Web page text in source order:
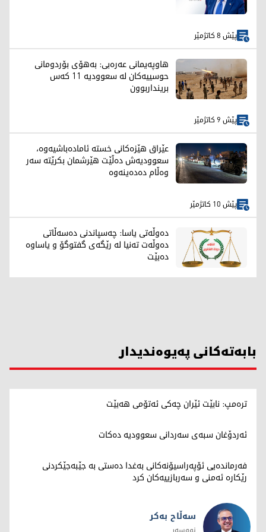
پێش 8 کاتژمێر
هاوپەیمانی عەرەبی: بەهۆی بۆردومانی
حوسییەکان لە سعوودیە 11 کەس
برینداربوون
پێش 9 کاتژمێر
عێراق هێزەکانی خستە ئامادەباشیەوە،
سعوودیەش دەڵێت هێرشمان بکرێتە سەر
وەڵام دەدەینەوە
پێش 10 کاتژمێر
دەوڵەتی یاسا: چەسپاندنی دەسەڵاتی
دەوڵەت تەنیا لە رێگەی گفتوگۆ و یاساوە
دەبێت
بابەتەکانی پەیوەندیدار
ترەمپ: نابێت ئێران چەکی ئەتۆمی هەبێت
ئەردۆغان سبەی سەردانی سعوودیە دەکات
فەرماندەیی ئۆپەراسیۆنەکانی بەغدا دەستی بە جێبەجێکردنی
رێکارە ئەمنی و سەربازییەکان کرد
سەڵاح بەکر